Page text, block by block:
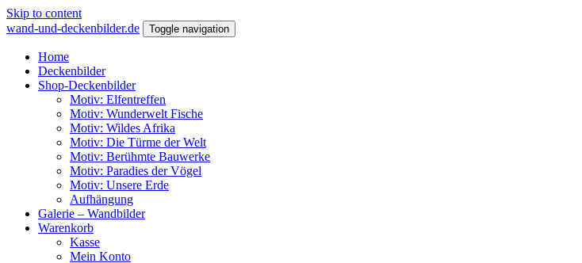
Skip to content
wand-und-deckenbilder.de
Toggle navigation
Home
Deckenbilder
Shop-Deckenbilder
Motiv: Elfentreffen
Motiv: Wunderwelt Fische
Motiv: Wildes Afrika
Motiv: Die Türme der Welt
Motiv: Berühmte Bauwerke
Motiv: Paradies der Vögel
Motiv: Unsere Erde
Aufhängung
Galerie – Wandbilder
Warenkorb
Kasse
Mein Konto